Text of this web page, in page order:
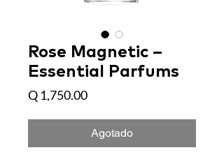
Rose Magnetic –
Essential Parfums
Q 1,750.00Precio
Agotado